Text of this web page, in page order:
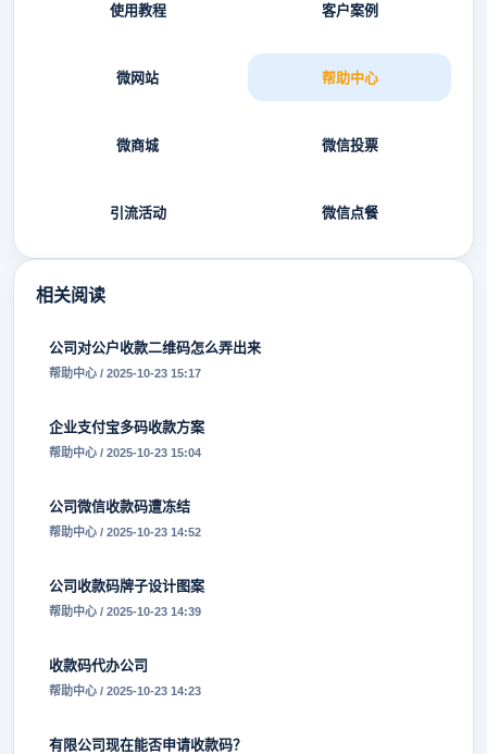
使用教程 客户案例
微网站 帮助中心
微商城 微信投票
引流活动 微信点餐
相关阅读
公司对公户收款二维码怎么弄出来
帮助中心 / 2025-10-23 15:17
企业支付宝多码收款方案
帮助中心 / 2025-10-23 15:04
公司微信收款码遭冻结
帮助中心 / 2025-10-23 14:52
公司收款码牌子设计图案
帮助中心 / 2025-10-23 14:39
收款码代办公司
帮助中心 / 2025-10-23 14:23
有限公司现在能否申请收款码？